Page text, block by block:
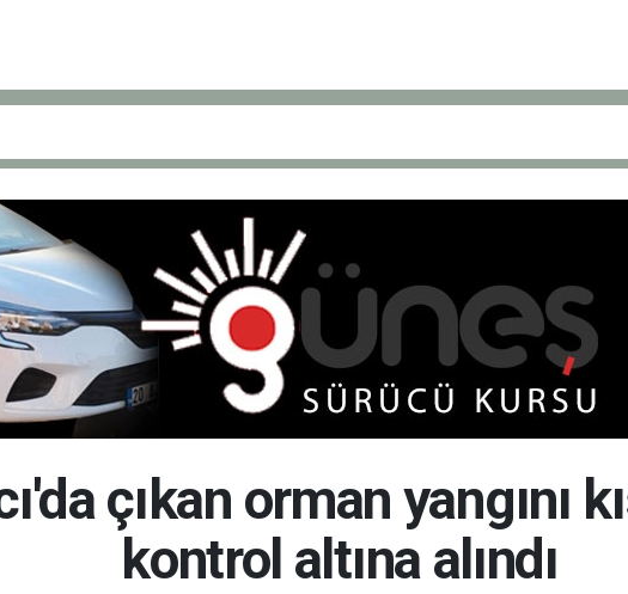
çıkan orman yangını
kontrol altına alındı